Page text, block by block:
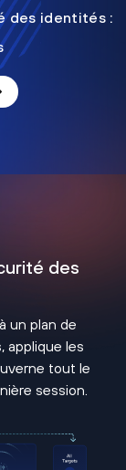
des identités :
des
un plan de
applique les
tout le
session.